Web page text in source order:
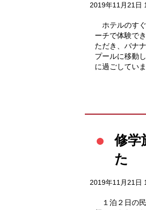
2019年11月21日
ホテルのす
ーチで体験で
ただき、バナ
プールに移動
に過ごし
修学
た
2019年11月21日
１泊２日の民